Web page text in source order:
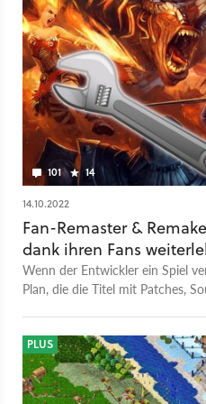
101 14
14.10.2022
Fan-Remaster &
dank ihren Fans
Wenn der Entwickler ein Spiel
Plan, die die Titel mit Patches,
PLUS